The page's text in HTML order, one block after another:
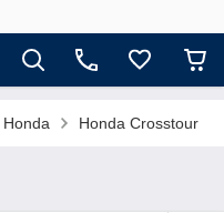
Honda Honda Crosstour